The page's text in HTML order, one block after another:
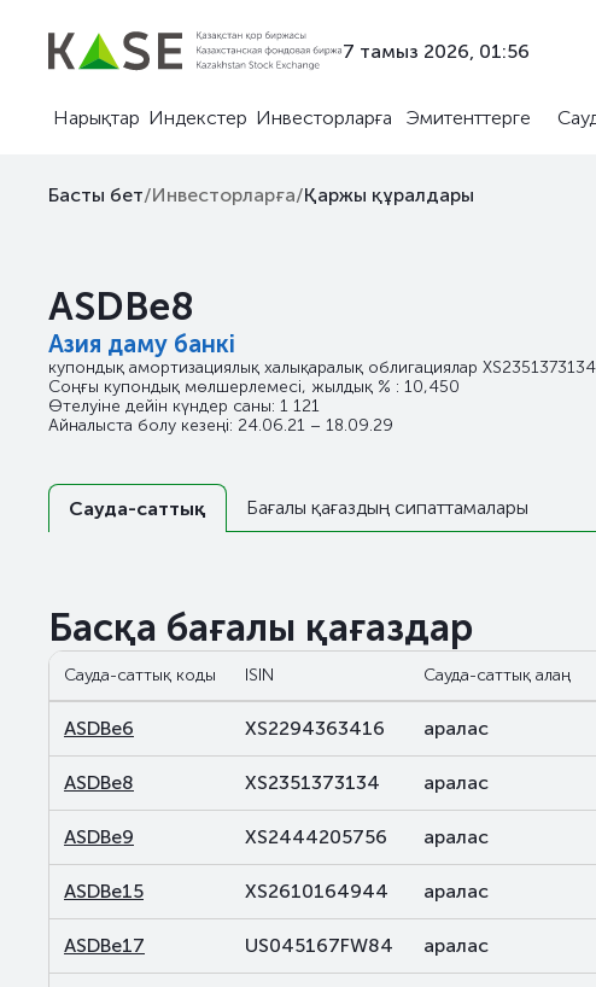
7 тамыз 2026, 01:56
Нарықтар Индекстер Инвесторларға Эмитенттерге
Басты бет/Инвесторларға/Қаржы құралдары
ASDBe8
Азия даму банкі
купондық амортизациялық халықаралық облигациялар XS2351373134
Соңғы купондық мөлшерлемесі, жылдық % : 10,450
Өтелуіне дейін күндер саны: 1 121
Айналыста болу кезеңі: 24.06.21 – 18.09.29
Сауда-саттық Бағалы қағаздың сипаттамалары
Басқа бағалы қағаздар
Сауда-саттық коды ISIN Сауда-саттық алаң
ASDBe6 XS2294363416 аралас
ASDBe8 XS2351373134 аралас
ASDBe9 XS2444205756 аралас
ASDBe15 XS2610164944 аралас
ASDBe17 US045167FW84 аралас